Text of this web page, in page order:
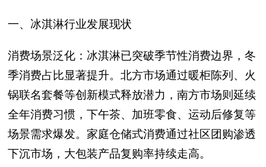
一、冰淇淋行业发展现状
消费场景泛化：冰淇淋已突破季节性消费边界，冬
季消费占比显著提升。北方市场通过暖柜陈列、火
锅联名套餐等创新模式释放潜力，南方市场则延续
全年消费习惯，下午茶、加班零食、运动后修复等
场景需求爆发。家庭仓储式消费通过社区团购渗透
下沉市场，大包装产品复购率持续走高。